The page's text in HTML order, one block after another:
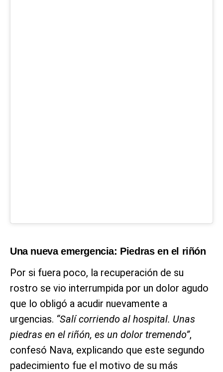
Una nueva emergencia: Piedras en el riñón
Por si fuera poco, la recuperación de su
rostro se vio interrumpida por un dolor agudo
que lo obligó a acudir nuevamente a
urgencias. “Salí corriendo al hospital. Unas
piedras en el riñón, es un dolor tremendo”,
confesó Nava, explicando que este segundo
padecimiento fue el motivo de su más